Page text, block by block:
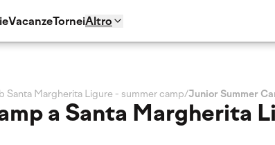
VacanzeTorneiAltro
Santa Margherita Ligure - summer camp/Junior Summer
a Santa Margherita